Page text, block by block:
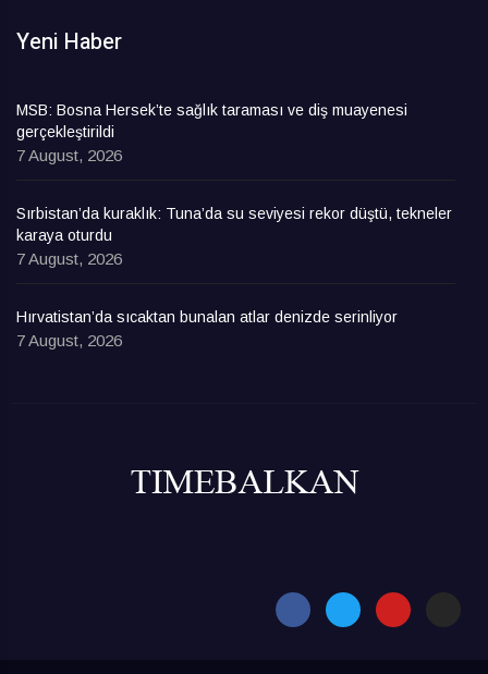
Yeni Haber
MSB: Bosna Hersek’te sağlık taraması ve diş muayenesi
gerçekleştirildi
7 August, 2026
Sırbistan’da kuraklık: Tuna’da su seviyesi rekor düştü, tekneler
karaya oturdu
7 August, 2026
Hırvatistan’da sıcaktan bunalan atlar denizde serinliyor
7 August, 2026